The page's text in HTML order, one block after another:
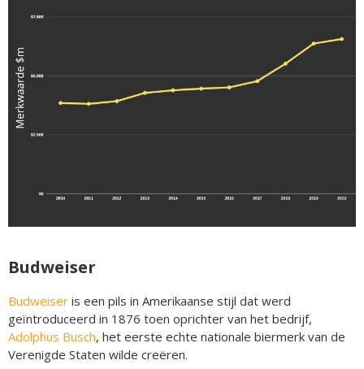
Budweiser
Budweiser is een pils in Amerikaanse stijl dat werd
geïntroduceerd in 1876 toen oprichter van het bedrijf,
Adolphus Busch, het eerste echte nationale biermerk van de
Verenigde Staten wilde creëren.